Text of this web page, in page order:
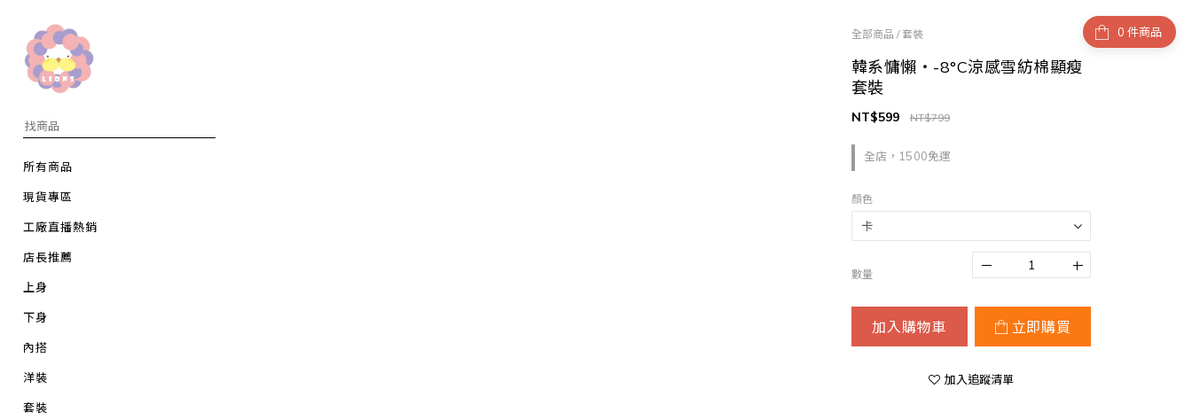
所有商品
現貨專區
工廠直播熱銷
店長推薦
上身
下身
內搭
洋裝
套裝
件商品
全部商品 / 套裝
韓系慵懶・-8°C涼感雪紡棉顯瘦
套裝
全店，1500免運
NT$799
NT$599
顏色
數量
加入購物車 立即購買
加入追蹤清單